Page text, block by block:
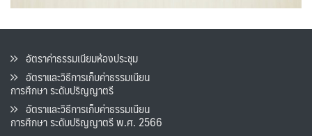
อัตราค่าธรรมเนียมห้องประชุม
อัตราและวิธีการเก็บค่าธรรมเนียน
การศึกษา ระดับปริญญาตรี
อัตราและวิธีการเก็บค่าธรรมเนียน
การศึกษา ระดับปริญญาตรี พ.ศ. 2566